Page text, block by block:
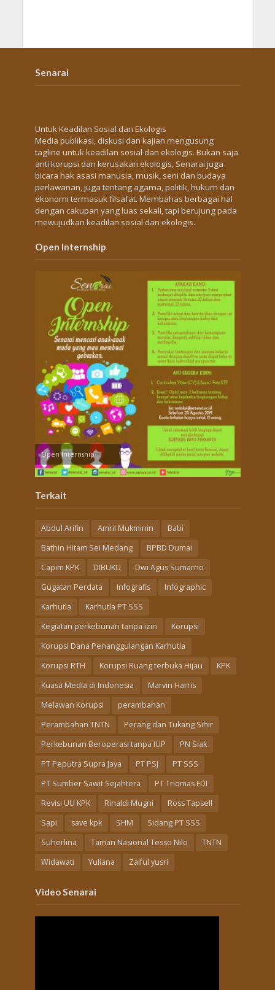
Senarai
Untuk Keadilan Sosial dan Ekologis
Media publikasi, diskusi dan kajian mengusung
tagline untuk keadilan sosial dan ekologis. Bukan saja
anti korupsi dan kerusakan ekologis, Senarai juga
bicara hak asasi manusia, musik, seni dan budaya
perlawanan, juga tentang agama, politik, hukum dan
ekonomi termasuk filsafat. Membahas berbagai hal
dengan cakupan yang luas sekali, tapi berujung pada
mewujudkan keadilan sosial dan ekologis.
Open Internship
Open Internship
Terkait
Abdul Arifin Amril Mukminin
Babi
Bathin Hitam Sei Medang
BPBD Dumai
Capim KPK
DIBUKU
Dwi Agus Sumarno
Gugatan Perdata
Infografis
Infographic
Karhutla
Karhutla PT SSS
Kegiatan perkebunan tanpa izin
Korupsi
Korupsi Dana Penanggulangan Karhutla
Korupsi RTH
Korupsi Ruang terbuka Hijau
KPK
Kuasa Media di Indonesia
Marvin Harris
Melawan Korupsi
perambahan
Perambahan TNTN
Perang dan Tukang Sihir
Perkebunan Beroperasi tanpa IUP
PN Siak
PT Peputra Supra Jaya
PT PSJ
PT SSS
PT Sumber Sawit Sejahtera
PT Triomas FDI
Revisi UU KPK
Rinaldi Mugni
Ross Tapsell
Sapi
save kpk SHM
Sidang PT SSS
Suherlina
Taman Nasional Tesso Nilo
TNTN
Widawati
Yuliana Zaiful yusri
Video Senarai